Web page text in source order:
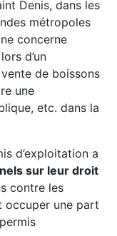
Denis, dans les
métropoles
concerne
d’un
de boissons
une
etc. dans la
d’exploitation a
sur leur droit
contre les
occuper une part